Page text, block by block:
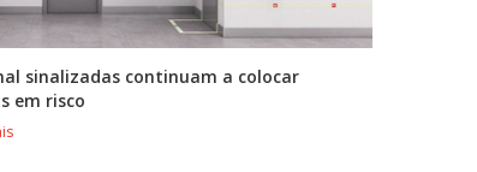
sinalizadas continuam a colocar
em risco